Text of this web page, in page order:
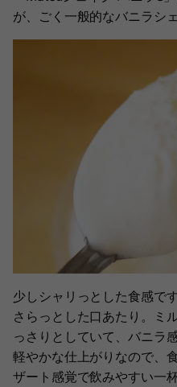
が、ごく一般的なバニラシ
少しシャリっとした食感で
さらっとした口あたり。ミ
っさりとしていて、バニラ
軽やかな仕上がりなので、
ザート感覚で飲みやすい一